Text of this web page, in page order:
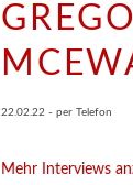
22.02.22 - per Telefon
Mehr Interviews